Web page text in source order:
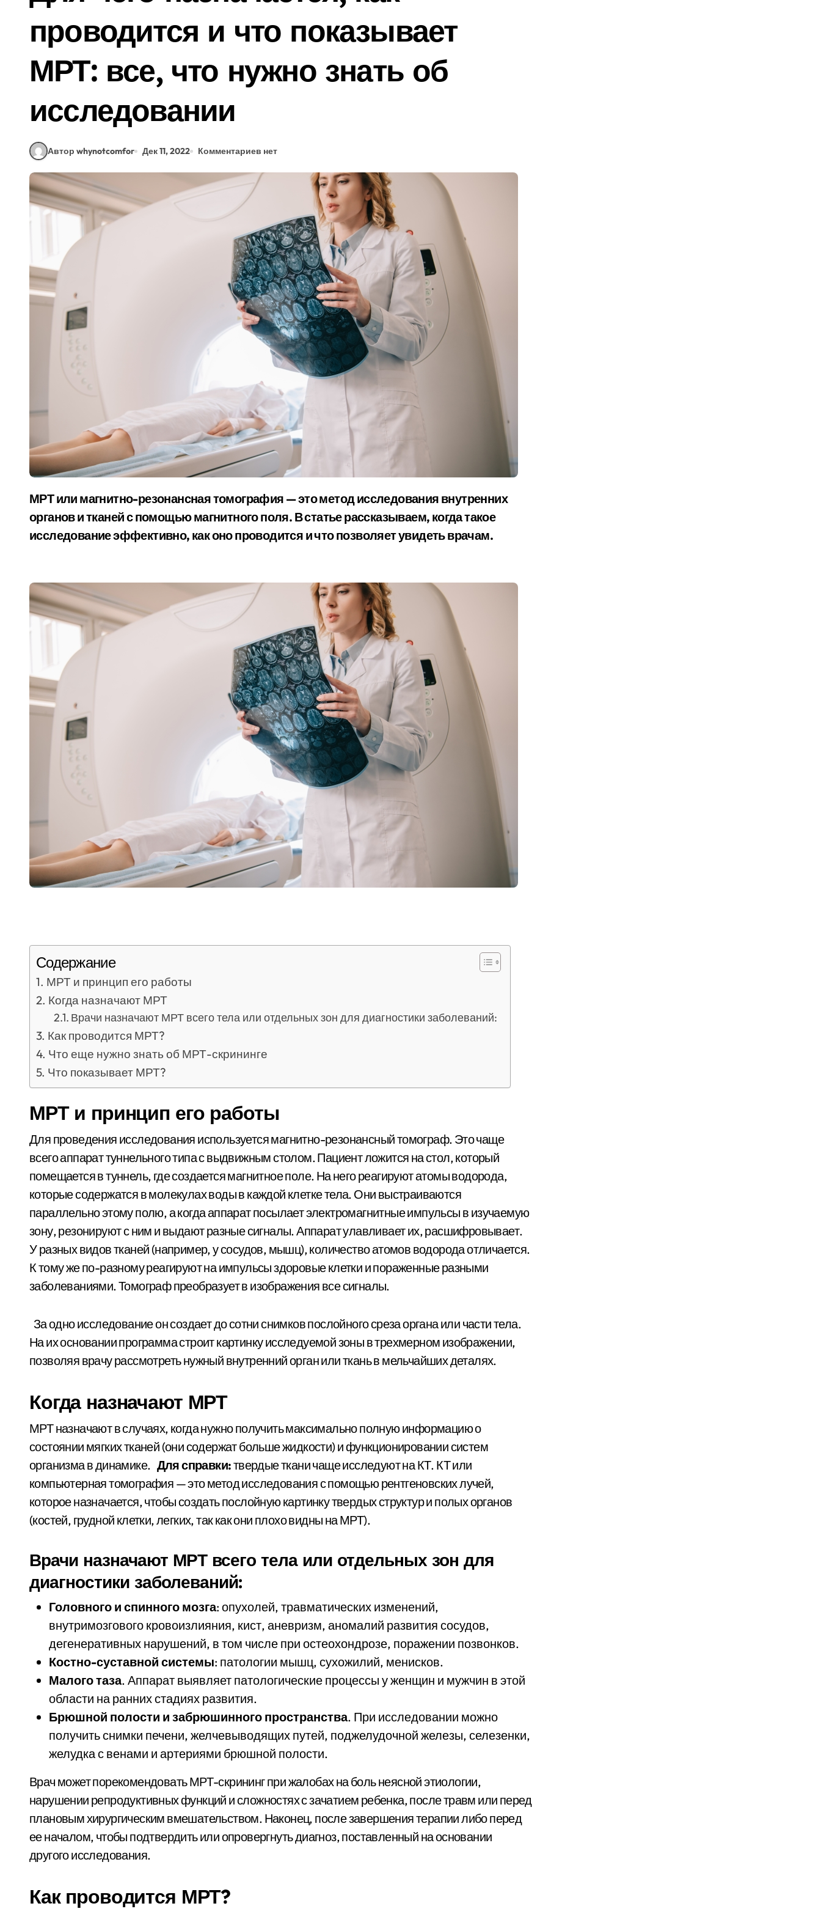
проводится и что показывает
МРТ: все, что нужно знать об
исследовании
Автор whynotcomfor Дек 11, 2022 Комментариев нет
МРТ или магнитно-резонансная томография — это метод исследования внутренних
органов и тканей с помощью магнитного поля. В статье рассказываем, когда такое
исследование эффективно, как оно проводится и что позволяет увидеть врачам.
Содержание
МРТ и принцип его работы
Когда назначают МРТ
Врачи назначают МРТ всего тела или отдельных зон для диагностики заболеваний:
Как проводится МРТ?
Что еще нужно знать об МРТ-скрининге
Что показывает МРТ?
МРТ и принцип его работы
Для проведения исследования используется магнитно-резонансный томограф. Это чаще
всего аппарат туннельного типа с выдвижным столом. Пациент ложится на стол, который
помещается в туннель, где создается магнитное поле. На него реагируют атомы водорода,
которые содержатся в молекулах воды в каждой клетке тела. Они выстраиваются
параллельно этому полю, а когда аппарат посылает электромагнитные импульсы в изучаемую
зону, резонируют с ним и выдают разные сигналы. Аппарат улавливает их, расшифровывает.
У разных видов тканей (например, у сосудов, мышц), количество атомов водорода отличается.
К тому же по-разному реагируют на импульсы здоровые клетки и пораженные разными
заболеваниями. Томограф преобразует в изображения все сигналы.
За одно исследование он создает до сотни снимков послойного среза органа или части тела.
На их основании программа строит картинку исследуемой зоны в трехмерном изображении,
позволяя врачу рассмотреть нужный внутренний орган или ткань в мельчайших деталях.
Когда назначают МРТ
МРТ назначают в случаях, когда нужно получить максимально полную информацию о
состоянии мягких тканей (они содержат больше жидкости) и функционировании систем
организма в динамике. Для справки:твердые ткани чаще исследуют на КТ. КТ или
компьютерная томография — это метод исследования с помощью рентгеновских лучей,
которое назначается, чтобы создать послойную картинку твердых структур и полых органов
(костей, грудной клетки, легких, так как они плохо видны на МРТ).
Врачи назначают МРТ всего тела или отдельных зон для
диагностики заболеваний:
Головного и спинного мозга: опухолей, травматических изменений,
внутримозгового кровоизлияния, кист, аневризм, аномалий развития сосудов,
дегенеративных нарушений, в том числе при остеохондрозе, поражении позвонков.
Костно-суставной системы: патологии мышц, сухожилий, менисков.
Малого таза. Аппарат выявляет патологические процессы у женщин и мужчин в этой
области на ранних стадиях развития.
Брюшной полости и забрюшинного пространства. При исследовании можно
получить снимки печени, желчевыводящих путей, поджелудочной железы, селезенки,
желудка с венами и артериями брюшной полости.
Врач может порекомендовать МРТ-скрининг при жалобах на боль неясной этиологии,
нарушении репродуктивных функций и сложностях с зачатием ребенка, после травм или перед
плановым хирургическим вмешательством. Наконец, после завершения терапии либо перед
ее началом, чтобы подтвердить или опровергнуть диагноз, поставленный на основании
другого исследования.
Как проводится МРТ?